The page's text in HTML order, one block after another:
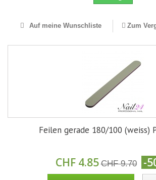
Auf meine Wunschliste Zum
Feilen gerade 180/100 (weiss)
CHF 4.85 CHF 9.70 -